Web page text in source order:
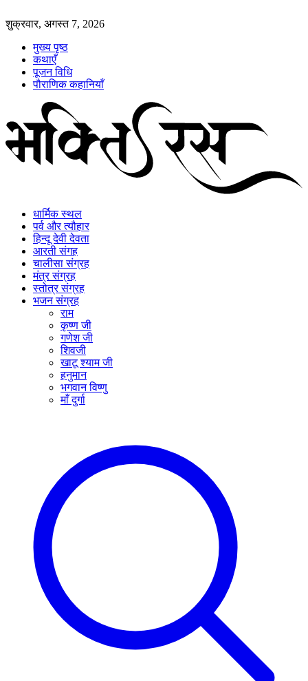
शुक्रवार, अगस्त 7, 2026
मुख्य पृष्ठ
कथाएँ
पूजन विधि
पौराणिक कहानियाँ
धार्मिक स्थल
पर्व और त्यौहार
हिन्दू देवी देवता
आरती संगह
चालीसा संग्रह
मंत्र संग्रह
स्तोत्र संग्रह
भजन संग्रह
राम
कृष्ण जी
गणेश जी
शिवजी
खाटू श्याम जी
हनुमान
भगवान विष्णु
माँ दुर्गा